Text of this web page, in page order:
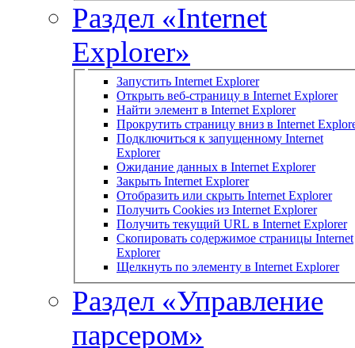
Раздел «Internet
Explorer»
Запустить Internet Explorer
Открыть веб-страницу в Internet Explorer
Найти элемент в Internet Explorer
Прокрутить страницу вниз в Internet
Подключиться к запущенному Internet
Explorer
Ожидание данных в Internet Explorer
Закрыть Internet Explorer
Отобразить или скрыть Internet Explorer
Получить Cookies из Internet Explorer
Получить текущий URL в Internet Explorer
Скопировать содержимое страницы Internet
Explorer
Щелкнуть по элементу в Internet Explorer
Раздел «Управление
парсером»